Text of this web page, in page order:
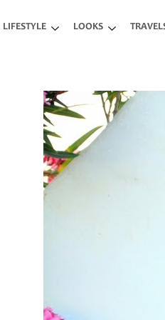
LIFESTYLE LOOKS